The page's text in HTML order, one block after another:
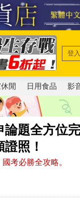
登
閒 日用食品 影
論題全方位
照！
考必勝全攻略。